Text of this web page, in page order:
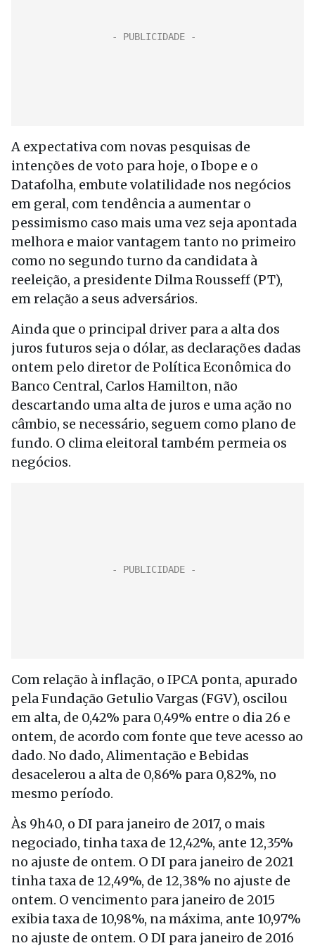
A expectativa com novas pesquisas de
intenções de voto para hoje, o Ibope e o
Datafolha, embute volatilidade nos negócios
em geral, com tendência a aumentar o
pessimismo caso mais uma vez seja apontada
melhora e maior vantagem tanto no primeiro
como no segundo turno da candidata à
reeleição, a presidente Dilma Rousseff (PT),
em relação a seus adversários.
Ainda que o principal driver para a alta dos
juros futuros seja o dólar, as declarações dadas
ontem pelo diretor de Política Econômica do
Banco Central, Carlos Hamilton, não
descartando uma alta de juros e uma ação no
câmbio, se necessário, seguem como plano de
fundo. O clima eleitoral também permeia os
negócios.
Com relação à inflação, o IPCA ponta, apurado
pela Fundação Getulio Vargas (FGV), oscilou
em alta, de 0,42% para 0,49% entre o dia 26 e
ontem, de acordo com fonte que teve acesso ao
dado. No dado, Alimentação e Bebidas
desacelerou a alta de 0,86% para 0,82%, no
mesmo período.
Às 9h40, o DI para janeiro de 2017, o mais
negociado, tinha taxa de 12,42%, ante 12,35%
no ajuste de ontem. O DI para janeiro de 2021
tinha taxa de 12,49%, de 12,38% no ajuste de
ontem. O vencimento para janeiro de 2015
exibia taxa de 10,98%, na máxima, ante 10,97%
no ajuste de ontem. O DI para janeiro de 2016